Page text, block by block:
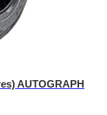
AUTOGRAPH